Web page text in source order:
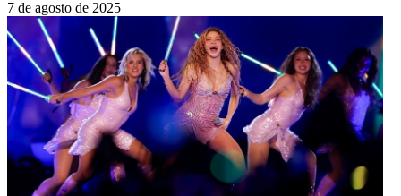
7 de agosto de 2025